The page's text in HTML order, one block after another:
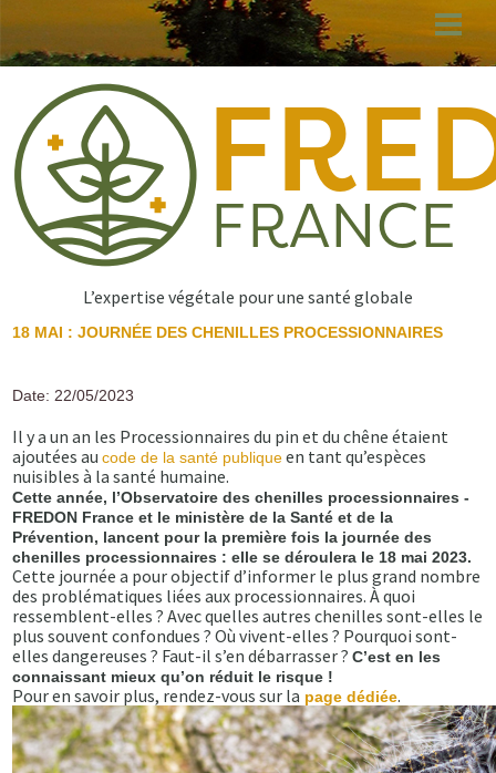
au
principal
L’expertise végétale pour une santé globale
18 MAI : JOURNÉE DES CHENILLES PROCESSIONNAIRES
Date: 22/05/2023
Il y a un an les Processionnaires du pin et du chêne étaient
ajoutées aucode de la santé publiqueen tant qu’espèces
nuisibles à la santé humaine.
Cette année, l’Observatoire des chenilles processionnaires -
FREDON France et le ministère de la Santé et de la
Prévention, lancent pour la première fois la journée des
chenilles processionnaires : elle se déroulera le 18 mai 2023.
Cette journée a pour objectif d’informer le plus grand nombre
des problématiques liées aux processionnaires. À quoi
ressemblent-elles ? Avec quelles autres chenilles sont-elles le
plus souvent confondues ? Où vivent-elles ? Pourquoi sont-
elles dangereuses ? Faut-il s’en débarrasser ?C’est en les
connaissant mieux qu’on réduit le risque !
Pour en savoir plus, rendez-vous sur la page dédiée.